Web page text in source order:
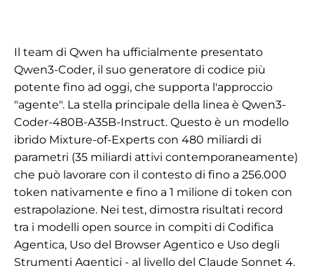
Il team di Qwen ha ufficialmente presentato
Qwen3-Coder, il suo generatore di codice più
potente fino ad oggi, che supporta l'approccio
"agente". La stella principale della linea è Qwen3-
Coder-480B-A35B-Instruct. Questo è un modello
ibrido Mixture-of-Experts con 480 miliardi di
parametri (35 miliardi attivi contemporaneamente)
che può lavorare con il contesto di fino a 256.000
token nativamente e fino a 1 milione di token con
estrapolazione. Nei test, dimostra risultati record
tra i modelli open source in compiti di Codifica
Agentica, Uso del Browser Agentico e Uso degli
Strumenti Agentici - al livello del Claude Sonnet 4.